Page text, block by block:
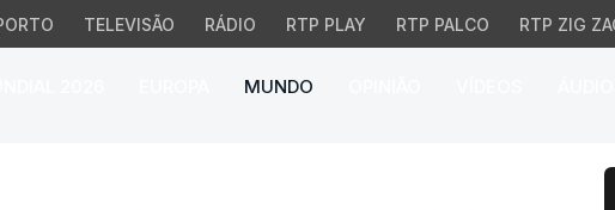
TELEVISÃO RÁDIO RTP PLAY RTP PALCO RTP ZIG
MUNDO
acusa EUA de